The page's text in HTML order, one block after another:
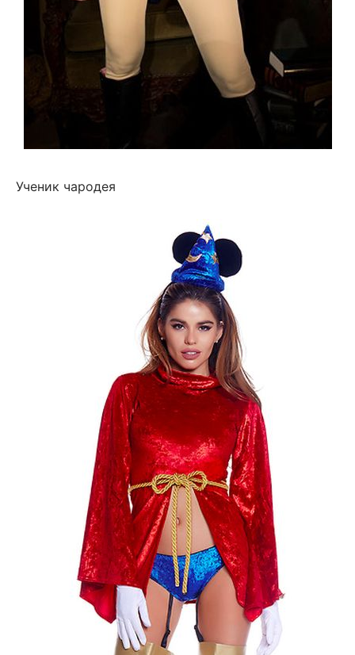
Ученик чародея